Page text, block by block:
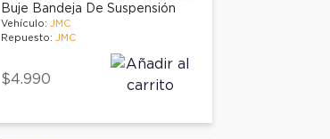
Buje Bandeja De Suspensión
Vehículo:JMC
Repuesto:JMC
$4.990